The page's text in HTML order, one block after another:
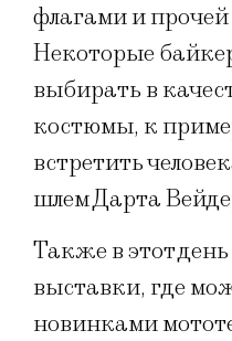
флагами и
Некоторые
выбирать в
костюмы, к
встретить
шлем Дарта
Также в этот
выставки, где
новинками